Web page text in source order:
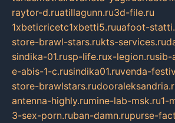
raytor-d.ruatillagunn.ru3d-file.ru
1xbeticricetc1xbetti5.ruuafoot-
store-brawl-stars.rukts-services.ru
sindika-01.rusp-life.rux-legion.rusib-
e-abis-1-c.rusindika01.ruvenda-
store-brawlstars.ru
antenna-highly.rumine-lab-msk.ru1-
3-sex-porn.ruban-damn.rupurse-